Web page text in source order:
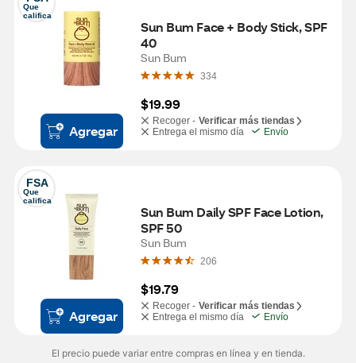
Que
califica
Agregar
Sun Bum Face + Body Stick, SPF
40
Sun Bum
334
$19.99
Recoger - Verificar más tiendas
Entrega el mismo día
Envío
FSA
Que
califica
Agregar
Sun Bum Daily SPF Face Lotion,
SPF 50
Sun Bum
206
$19.79
Recoger - Verificar más tiendas
Entrega el mismo día
Envío
El precio puede variar entre compras en línea y en tienda.